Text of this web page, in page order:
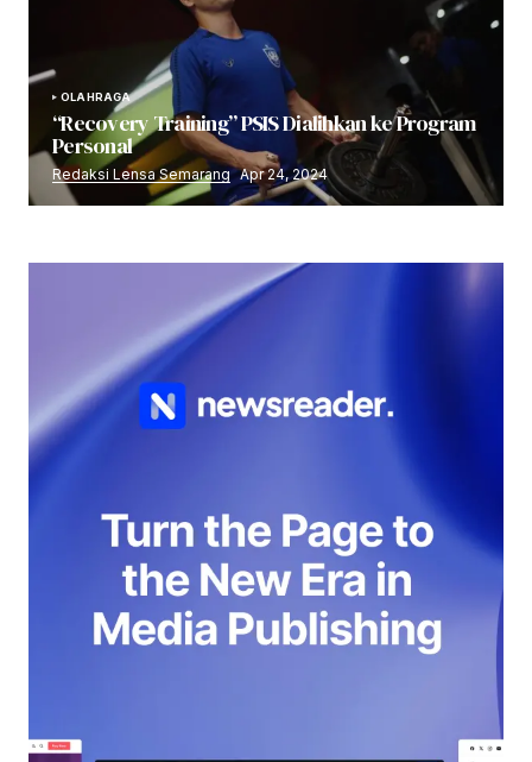
OLAHRAGA
“Recovery Training” PSIS Dialihkan ke Program
Personal
Redaksi Lensa Semarang Apr 24, 2024